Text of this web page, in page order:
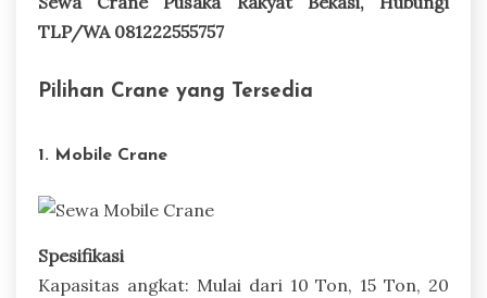
TLP/WA 081222555757
Pilihan Crane yang Tersedia
1. Mobile Crane
Spesifikasi
Kapasitas angkat: Mulai dari 10 Ton, 15 Ton, 20